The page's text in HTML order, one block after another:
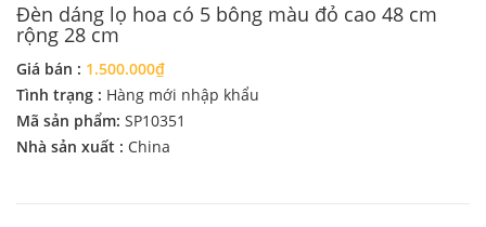
Đèn dáng lọ hoa có 5 bông màu đỏ cao 48 cm
rộng 28 cm
Giá bán : 1.500.000₫
Tình trạng : Hàng mới nhập khẩu
Mã sản phẩm: SP10351
Nhà sản xuất : China